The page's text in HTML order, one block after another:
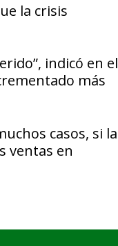
la crisis
indicó en el
más
casos, si la
ventas en